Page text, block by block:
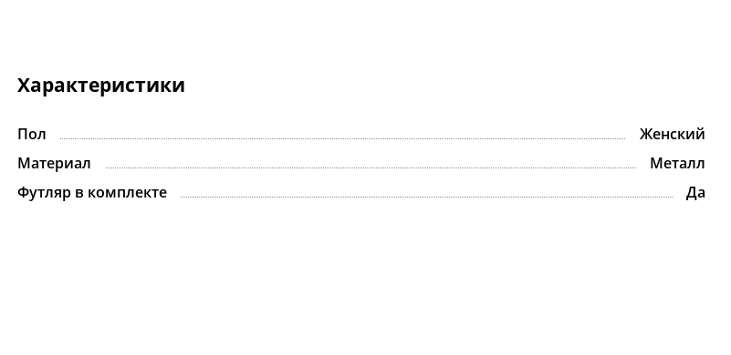
Характеристики
Пол
Женский
Материал
Металл
Футляр в комплекте
Да